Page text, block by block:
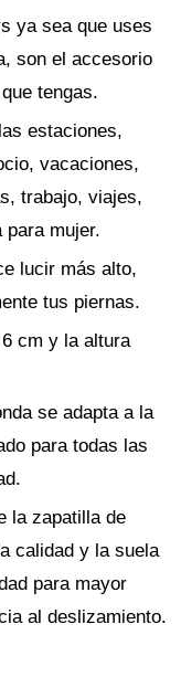
ya sea que uses
son el accesorio
tengas.
estaciones,
vacaciones,
trabajo, viajes,
para mujer.
lucir más alto,
tus piernas.
cm y la altura
se adapta a la
para todas las
la zapatilla de
calidad y la suela
para mayor
al deslizamiento.